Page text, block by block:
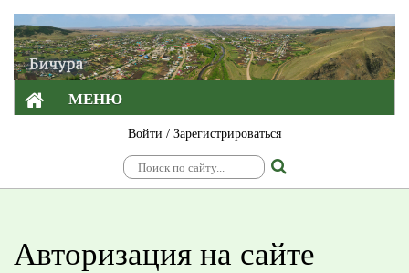
МЕНЮ
Войти / Зарегистрироваться
Авторизация на сайте